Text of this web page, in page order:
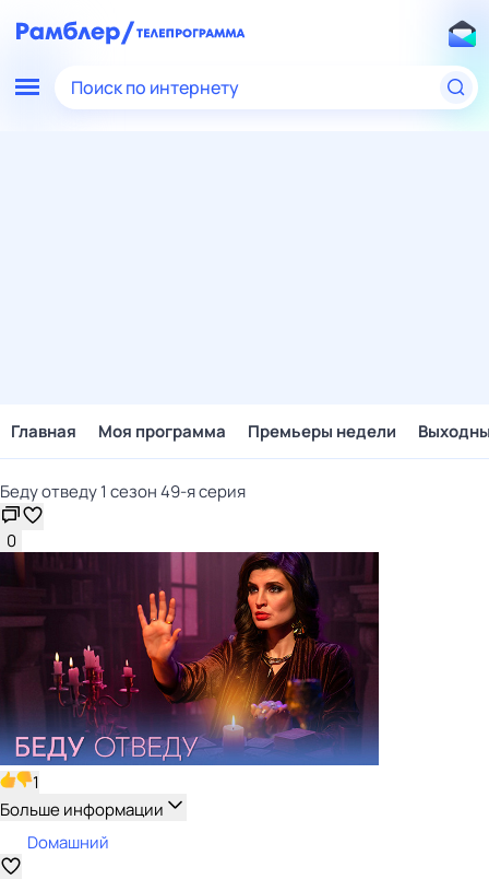
Поиск по интернету
Главная Моя программа Премьеры недели
Беду отведу 1 сезон 49-я серия
0
1
Больше информации
Dомашний